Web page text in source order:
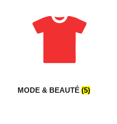
MODE & BEAUTÉ (5)